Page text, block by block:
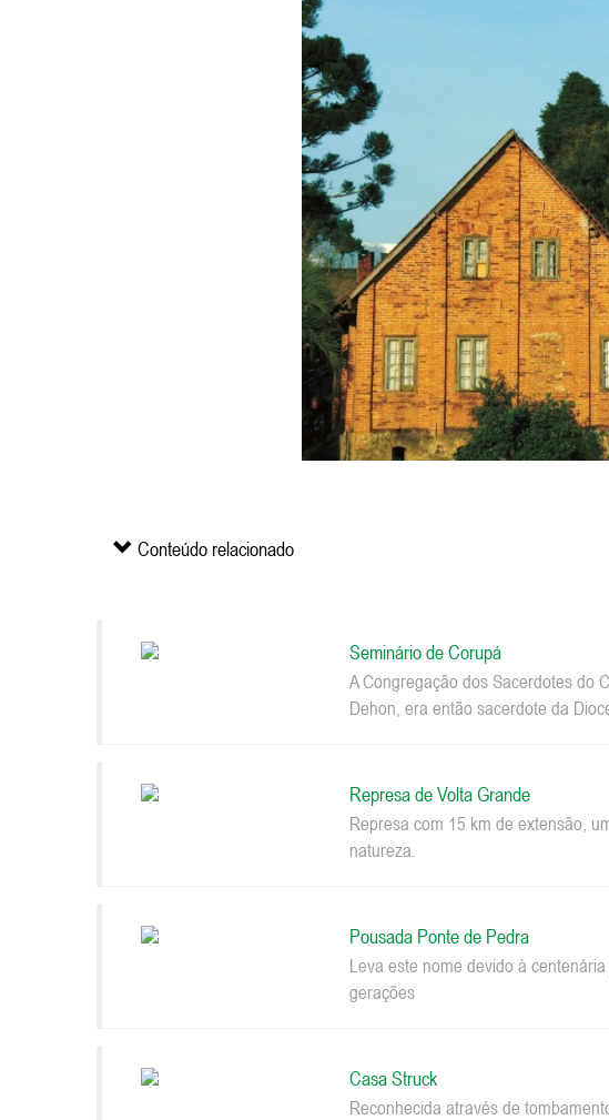
Conteúdo relacionado
Seminário de Corupá
A Congregação dos Sacerdotes do
Dehon, era então sacerdote da
Represa de Volta Grande
Represa com 15 km de extensão,
natureza.
Pousada Ponte de Pedra
Leva este nome devido à
gerações
Casa Struck
Reconhecida através de